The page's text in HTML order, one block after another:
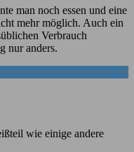
man noch essen und eine
mehr möglich. Auch ein
Verbrauch
nur anders.
wie einige andere